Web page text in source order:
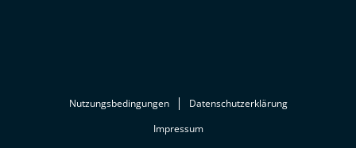
Nutzungsbedingungen
Datenschutzerklärung
Impressum